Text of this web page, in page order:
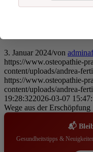
3. Januar 2024/von adminaf
https://www.osteopathie-
content/uploads/andrea-
https://www.osteopathie-
content/uploads/andrea-
19:28:322026-03-07
Wege aus der Erschöpfung
📬
Gesundheitstipps &